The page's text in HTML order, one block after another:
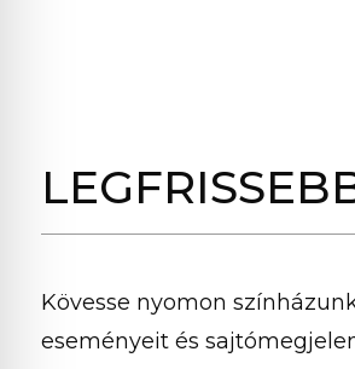
Kövesse nyomon
eseményeit és